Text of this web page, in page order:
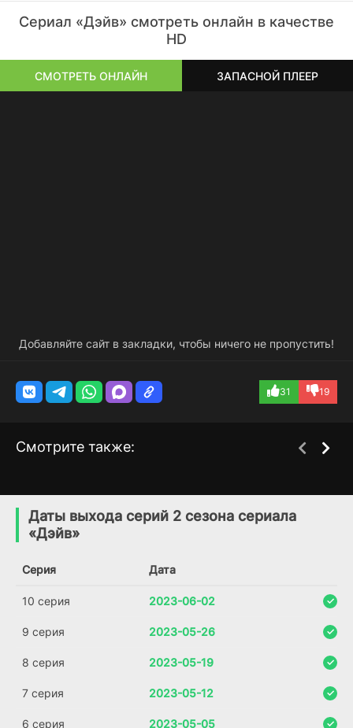
Сериал «Дэйв» смотреть онлайн в качестве
HD
СМОТРЕТЬ ОНЛАЙН ЗАПАСНОЙ ПЛЕЕР
Добавляйте сайт в закладки, чтобы ничего не пропустить!
31 19
Смотрите также:
6.4
(2014)
Даты выхода серий 2 сезона сериала
«Дэйв»
Серия Дата
10 серия 2023-06-02
9 серия 2023-05-26
8 серия 2023-05-19
7 серия 2023-05-12
6 серия 2023-05-05